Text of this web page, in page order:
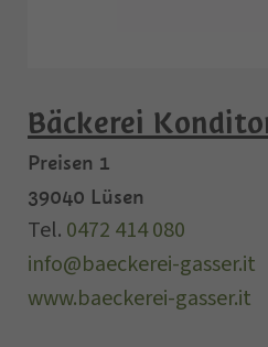
Bäckerei
Preisen 1
39040 Lüsen
Tel. 0472 414 080
info@baeckerei-gasser.it
www.baeckerei-gasser.it